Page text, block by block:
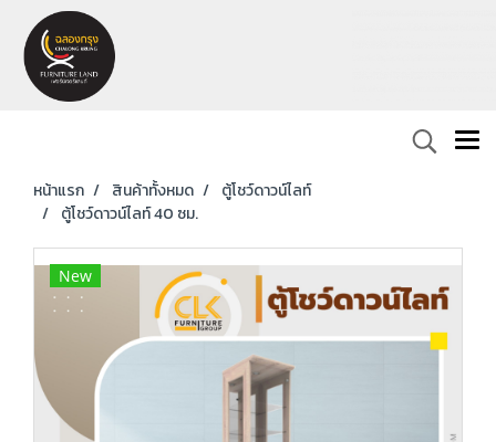
หน้าแรก สินค้าทั้งหมด
ตู้โชว์ดาวน์ไลท์
ตู้โชว์ดาวน์ไลท์ 40 ซม.
New